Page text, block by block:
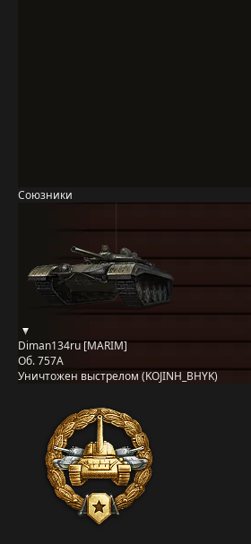
Союзники
Diman134ru [MARIM]
Об. 757А
Уничтожен выстрелом (KOJINH_BHYK)